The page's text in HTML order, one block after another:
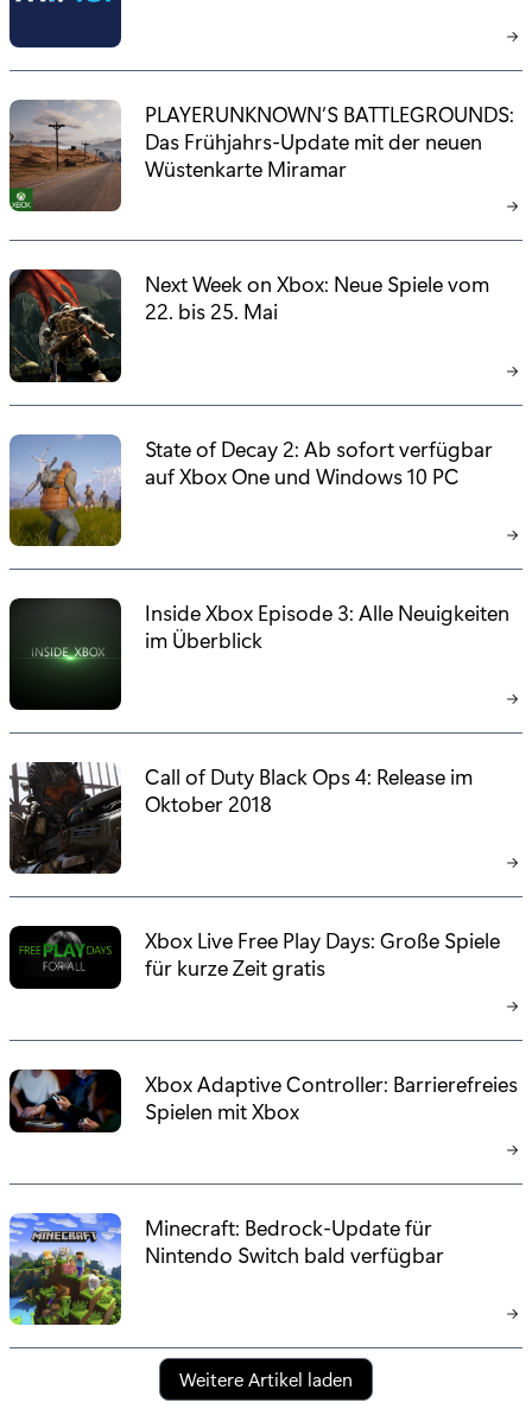
PLAYERUNKNOWN’S BATTLEGROUNDS:
Das Frühjahrs-Update mit der neuen
Wüstenkarte Miramar
Next Week on Xbox: Neue Spiele vom
22. bis 25. Mai
State of Decay 2: Ab sofort verfügbar
auf Xbox One und Windows 10 PC
Inside Xbox Episode 3: Alle Neuigkeiten
im Überblick
Call of Duty Black Ops 4: Release im
Oktober 2018
Xbox Live Free Play Days: Große Spiele
für kurze Zeit gratis
Xbox Adaptive Controller: Barrierefreies
Spielen mit Xbox
Minecraft: Bedrock-Update für
Nintendo Switch bald verfügbar
Weitere Artikel laden